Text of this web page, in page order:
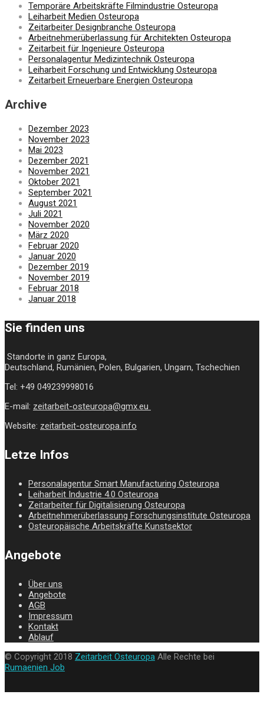
Temporäre Arbeitskräfte Filmindustrie Osteuropa
Leiharbeit Medien Osteuropa
Zeitarbeiter Designbranche Osteuropa
Arbeitnehmerüberlassung für Architekten Osteuropa
Zeitarbeit für Ingenieure Osteuropa
Personalagentur Medizintechnik Osteuropa
Leiharbeit Forschung und Entwicklung Osteuropa
Zeitarbeit Erneuerbare Energien Osteuropa
Archive
Dezember 2023
November 2023
Mai 2023
Dezember 2021
November 2021
Oktober 2021
September 2021
August 2021
Juli 2021
November 2020
März 2020
Februar 2020
Januar 2020
Dezember 2019
November 2019
Februar 2018
Januar 2018
Sie finden uns
Standorte in ganz Europa,
Deutschland, Rumänien, Polen, Bulgarien, Ungarn, Tschechien
Tel: +49 049239998016
E-mail: zeitarbeit-osteuropa@gmx.eu
Website: zeitarbeit-osteuropa.info
Letze Infos
Personalagentur Smart Manufacturing Osteuropa
Leiharbeit Industrie 4.0 Osteuropa
Zeitarbeiter für Digitalisierung Osteuropa
Arbeitnehmerüberlassung Forschungsinstitute Osteuropa
Osteuropäische Arbeitskräfte Kunstsektor
Angebote
Über uns
Angebote
AGB
Impressum
Kontakt
Ablauf
© Copyright 2018 Zeitarbeit Osteuropa Alle Rechte bei
Rumaenien Job